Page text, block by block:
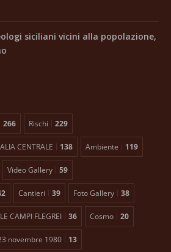
siciliani vicini alla popolazione,
266 Rischi 229
CENTRALE 138 Ambiente 119
Video Gallery 59
Cantieri 39 Foto Gallery 38
CAMPI FLEGREI 36 Cosmo 20
novembre 1980 13